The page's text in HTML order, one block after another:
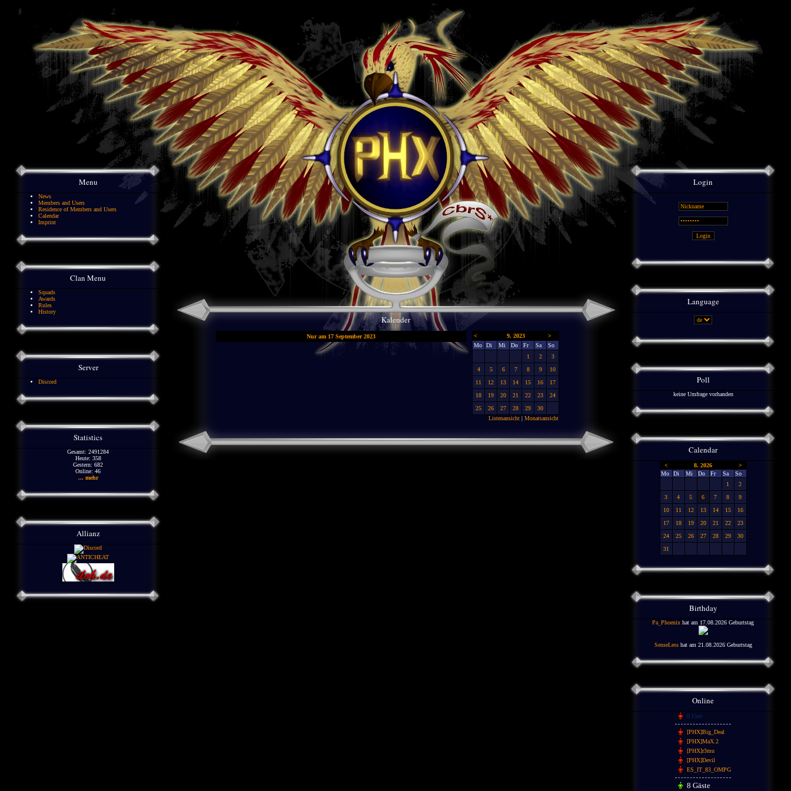
Menu
News
Members and Users
Residence of Members and Users
Calendar
Imprint
Clan Menu
Squads
Awards
Rules
History
Server
Discord
Statistics
Gesamt: 2491284
Heute: 358
Gestern: 682
Online: 46
... mehr
Allianz
Kalender
Nur am 17 September 2023 < 9. 2023
>
Mo
Di Mi Do Fr Sa
So
1
2
3
4
5 6 7 8 9
10
11
12 13 14 15 16
17
18
19 20 21 22 23
24
25
26 27 28 29
30
Listenansicht | Monatsansicht
Login
Language
Poll
keine Umfrage vorhanden
Calendar
< 8. 2026
>
Mo
Di Mi Do Fr Sa
So
1
2
3
4 5 6 7 8
9
10
11 12 13 14 15
16
17
18 19 20 21 22
23
24
25 26 27 28 29
30
31
Birthday
Pa_Phoenix hat am 17.08.2026 Geburtstag
SenseLesshat am 21.08.2026 Geburtstag
Online
0 User
[PHX]Big_Deal
[PHX]MaX.2
[PHX]r3mu
[PHX]Devil
ES_IT_83_OMPG
8 Gäste